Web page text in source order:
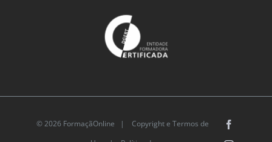
© 2026 FormaçãOnline |
Copyright e Termos de